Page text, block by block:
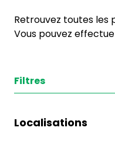
Retrouvez toutes les
Vous pouvez
Filtres
Localisations